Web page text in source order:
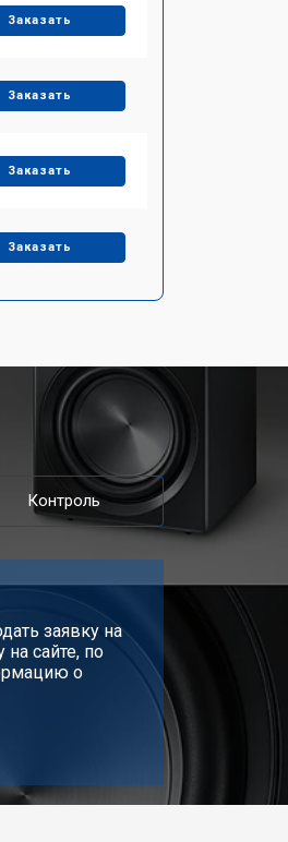
Заказать
Заказать
Заказать
Заказать
Контроль
заявку на
сайте, по
о